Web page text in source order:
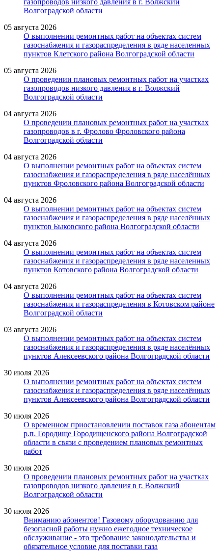
Волгоградской области
05 августа 2026
О выполнении ремонтных работ на объектах систем
газоснабжения и газораспределения в ряде населенных
пунктов Клетского района Волгоградской области
05 августа 2026
О проведении плановых ремонтных работ на участках
газопроводов низкого давления в г. Волжский
Волгоградской области
04 августа 2026
О проведении плановых ремонтных работ на участках
газопроводов в г. Фролово Фроловского района
Волгоградской области
04 августа 2026
О выполнении ремонтных работ на объектах систем
газоснабжения и газораспределения в ряде населённых
пунктов Фроловского района Волгоградской области
04 августа 2026
О выполнении ремонтных работ на объектах систем
газоснабжения и газораспределения в ряде населённых
пунктов Быковского района Волгоградской области
04 августа 2026
О выполнении ремонтных работ на объектах систем
газоснабжения и газораспределения в ряде населенных
пунктов Котовского района Волгоградской области
04 августа 2026
О выполнении ремонтных работ на объектах систем
газоснабжения и газораспределения в Котовском районе
Волгоградской области
03 августа 2026
О выполнении ремонтных работ на объектах систем
газоснабжения и газораспределения в ряде населённых
пунктов Алексеевского района Волгоградской области
30 июля 2026
О выполнении ремонтных работ на объектах систем
газоснабжения и газораспределения в ряде населённых
пунктов Алексеевского района Волгоградской области
30 июля 2026
О временном приостановлении поставок газа абонентам
р.п. Городище Городищенского района Волгоградской
области в связи с проведением плановых ремонтных
работ
30 июля 2026
О проведении плановых ремонтных работ на участках
газопроводов низкого давления в г. Волжский
Волгоградской области
30 июля 2026
Вниманию абонентов! Газовому оборудованию для
безопасной работы нужно ежегодное техническое
обслуживание - это требование законодательства и
обязательное условие для поставки газа